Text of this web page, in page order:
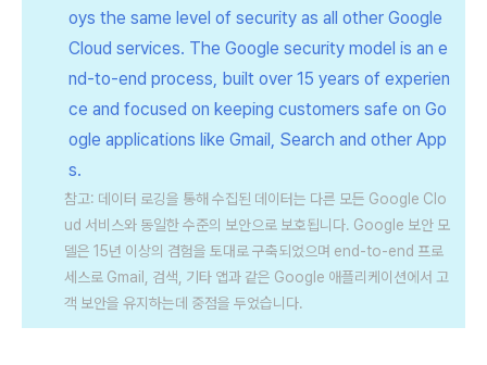
oys the same level of security as all other Google
Cloud services. The Google security model is an e
nd-to-end process, built over 15 years of experien
ce and focused on keeping customers safe on Go
ogle applications like Gmail, Search and other App
s.
참고: 데이터 로깅을 통해 수집된 데이터는 다른 모든 Google Clo
ud 서비스와 동일한 수준의 보안으로 보호됩니다. Google 보안 모
델은 15년 이상의 겸험을 토대로 구축되었으며 end-to-end 프로
세스로 Gmail, 검색, 기타 앱과 같은 Google 애플리케이션에서 고
객 보안을 유지하는데 중점을 두었습니다.